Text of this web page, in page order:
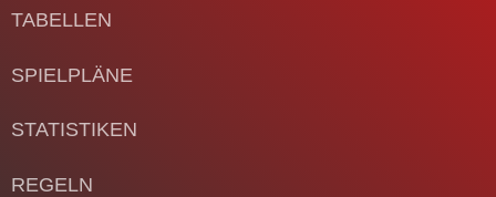
TABELLEN
SPIELPLÄNE
STATISTIKEN
REGELN